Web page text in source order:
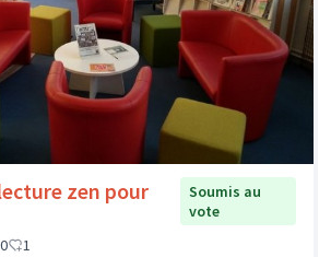
zen pour
Soumis au
vote
0 1